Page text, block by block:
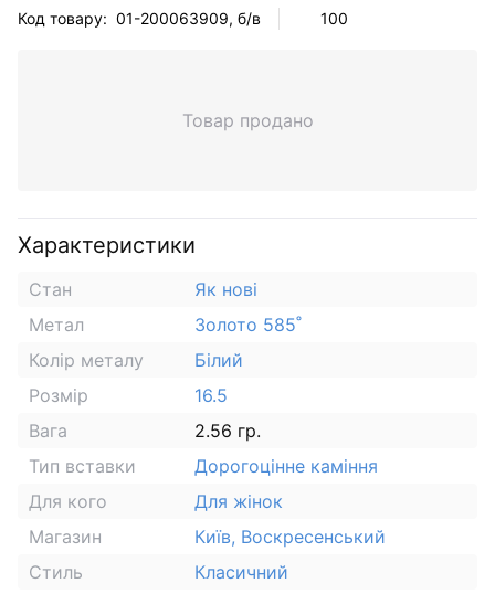
Код товару: 01-200063909, б/в 100
Товар продано
Характеристики
Стан
Як нові
Метал
Золото 585˚
Колір металу
Білий
Розмір
16.5
Вага
2.56 гр.
Тип вставки
Дорогоцінне каміння
Для кого
Для жінок
Магазин
Київ, Воскресенський
Стиль
Класичний